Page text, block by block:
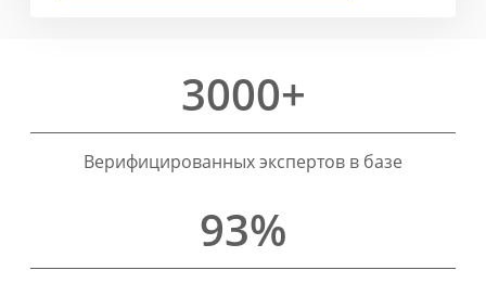
3000+
Верифицированных экспертов в базе
93%